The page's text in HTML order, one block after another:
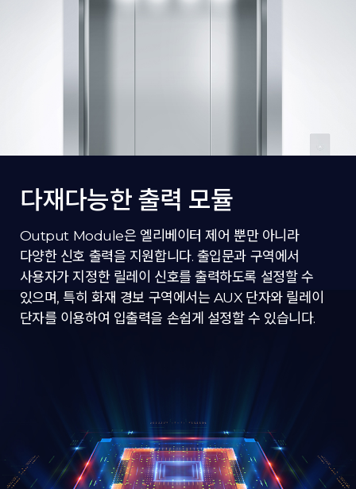
다재다능한 출력 모듈
Output Module은 엘리베이터 제어 뿐만 아니라
다양한 신호 출력을 지원합니다. 출입문과 구역에서
사용자가 지정한 릴레이 신호를 출력하도록 설정할 수
있으며, 특히 화재 경보 구역에서는 AUX 단자와 릴레이
단자를 이용하여 입출력을 손쉽게 설정할 수 있습니다.